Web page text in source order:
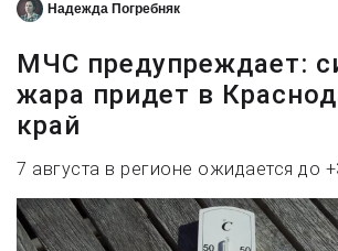
Надежда Погребняк
МЧС предупреждает:
жара придет в
край
7 августа в регионе ожидается до